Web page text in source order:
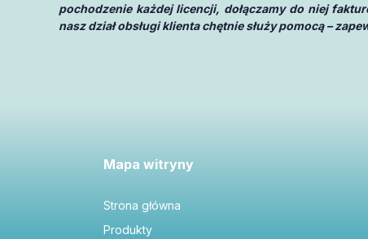
pochodzenie każdej licencji, dołączamy do niej
nasz dział obsługi klienta chętnie służy pomocą –
Mapa witryny
Strona główna
Produkty